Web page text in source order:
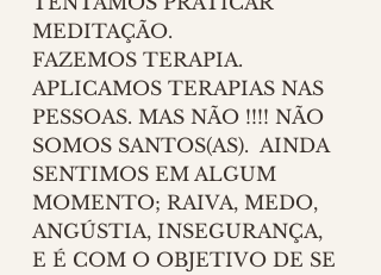
MEDITAÇÃO.
FAZEMOS TERAPIA.
APLICAMOS TERAPIAS NAS
PESSOAS. MAS NÃO !!!! NÃO
SOMOS SANTOS(AS).  AINDA
SENTIMOS EM ALGUM
MOMENTO; RAIVA, MEDO,
ANGÚSTIA, INSEGURANÇA,
E É COM O OBJETIVO DE SE